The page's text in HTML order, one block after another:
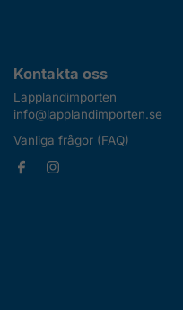
Kontakta oss
Lapplandimporten
info@lapplandimporten.se
Vanliga frågor (FAQ)